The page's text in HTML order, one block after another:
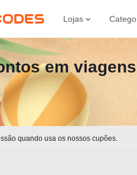
Lojas
em
quando usa os nossos cupões.